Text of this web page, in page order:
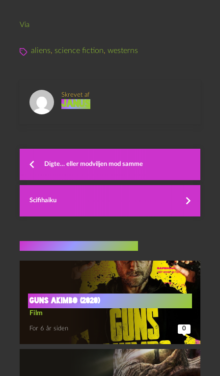
Via
aliens, science fiction, westerns
Skrevet af
Janus
Digte… eller modviljen mod samme
Scifihaiku
Guns Akimbo (2020)
Film
For 6 år siden 0